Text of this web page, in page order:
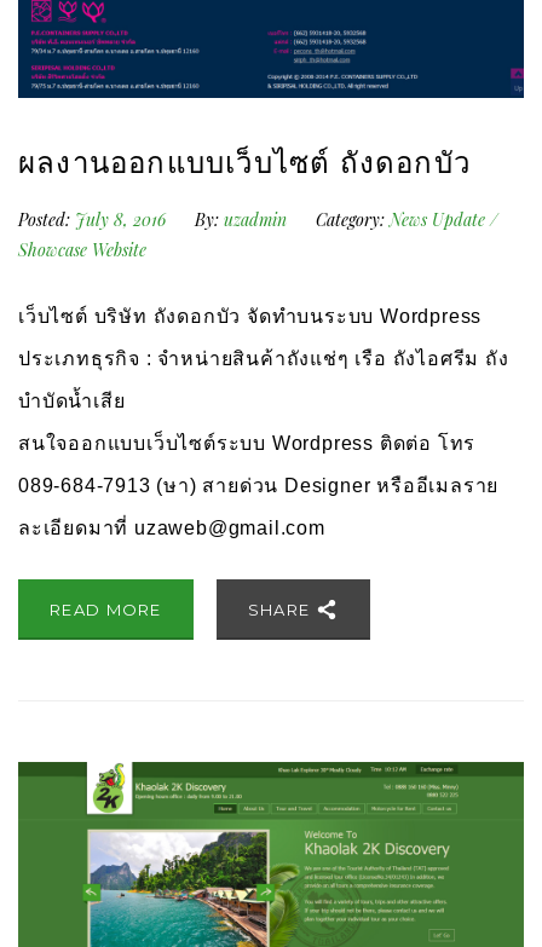
ผลงานออกแบบเว็บไซต์ ถังดอกบัว
Posted: July 8, 2016 By: uzadmin Category: News Update/
Showcase Website
เว็บไซต์ บริษัท ถังดอกบัว จัดทำบนระบบ Wordpress
ประเภทธุรกิจ : จำหน่ายสินค้าถังแช่ๆ เรือ ถังไอศรีม ถัง
บำบัดน้ำเสีย
สนใจออกแบบเว็บไซต์ระบบ Wordpress ติดต่อ โทร
089-684-7913 (ษา) สายด่วน Designer หรืออีเมลราย
ละเอียดมาที่ uzaweb@gmail.com
READ MORE SHARE